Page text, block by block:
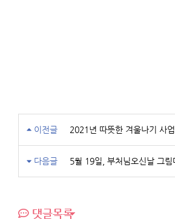
이전글 2021년 따뜻한 겨울나기 사업
다음글 5월 19일, 부처님오신날 그림
댓글목록